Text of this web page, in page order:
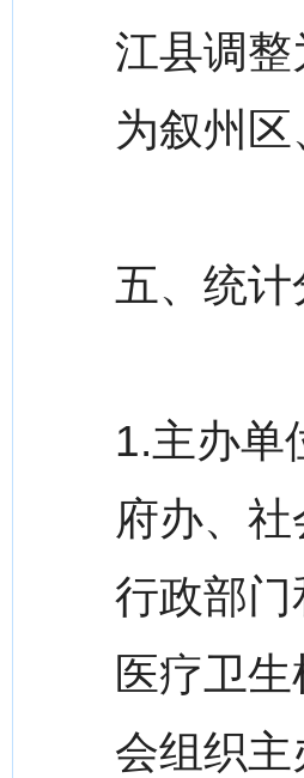
江县调
为叙州
五、统计
1.主办单
府办、
行政部
医疗卫
会组织